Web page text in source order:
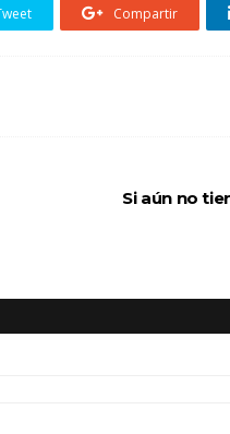
Compartir
Si aún no